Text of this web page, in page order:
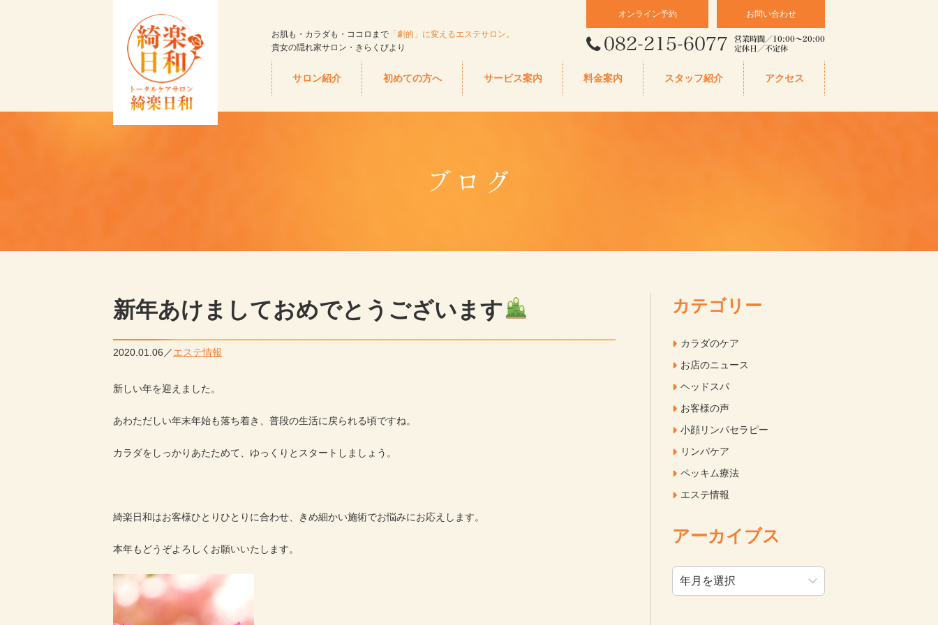
お肌も・カラダも・ココロまで 「劇的」に変えるエステサロン。
貴女の隠れ家サロン・きらくびより
オンライン予約 お問い合わせ
サロン紹介 初めての方へ サービス案内 料金案内 スタッフ紹介 アクセス
ブログ
新年あけましておめでとうございます
2020.01.06 エステ情報
新しい年を迎えました。
あわただしい年末年始も落ち着き、普段の生活に戻られる頃ですね。
カラダをしっかりあたためて、ゆっくりとスタートしましょう。
綺楽日和はお客様ひとりひとりに合わせ、きめ細かい施術でお悩みにお応えします。
本年もどうぞよろしくお願いいたします。
カテゴリー
カラダのケア
お店のニュース
ヘッドスパ
お客様の声
小顔リンパセラピー
リンパケア
ペッキム療法
エステ情報
アーカイブス